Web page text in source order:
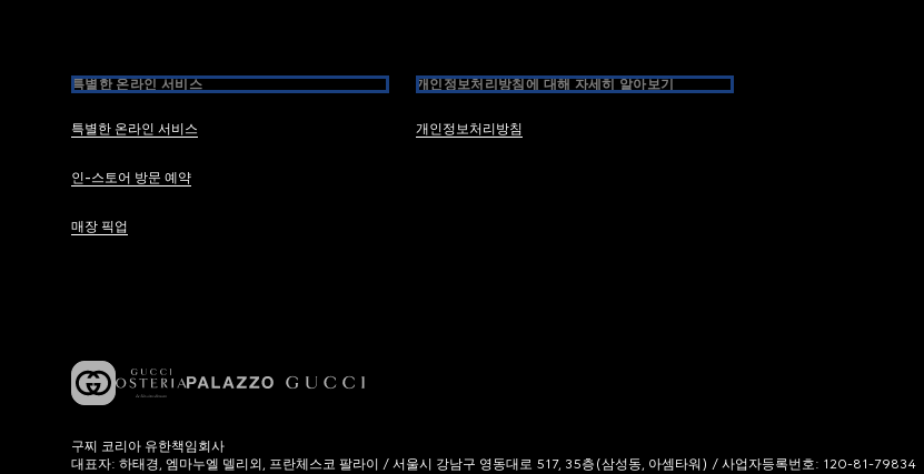
특별한 온라인 서비스
특별한 온라인 서비스
인-스토어 방문 예약
매장 픽업
개인정보처리방침에 대해 자세히 알아보기
개인정보처리방침
구찌 코리아 유한책임회사
대표자: 하태경, 엠마누엘 델리외, 프란체스코 팔라이 / 서울시 강남구 영동대로 517, 35층(삼성동, 아셈타워) / 사업자등록번호: 120-81-79834